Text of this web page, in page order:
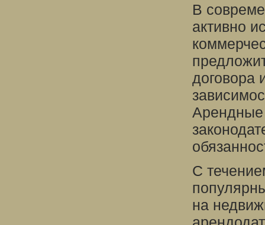
В
активно
договора
Арендные
С
на